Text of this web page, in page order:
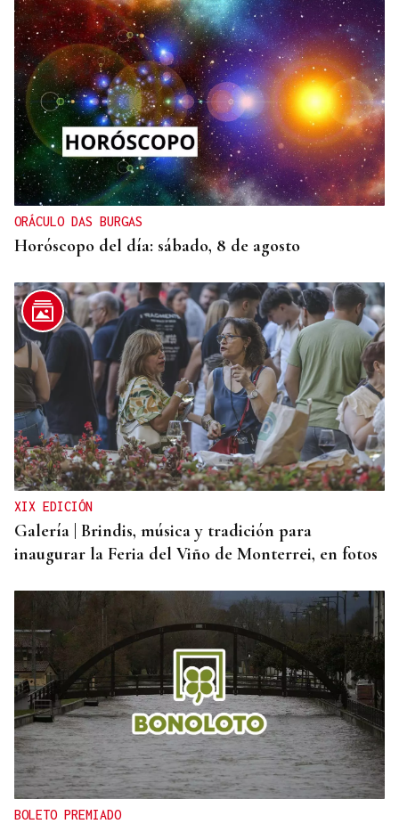
DALLAS MAVERICKS
Santi Aldama, jugador de la NBA, visita Ourense
ORÁCULO DAS BURGAS
Horóscopo del día: sábado, 8 de agosto
XIX EDICIÓN
Galería | Brindis, música y tradición para
inaugurar la Feria del Viño de Monterrei, en fotos
BOLETO PREMIADO